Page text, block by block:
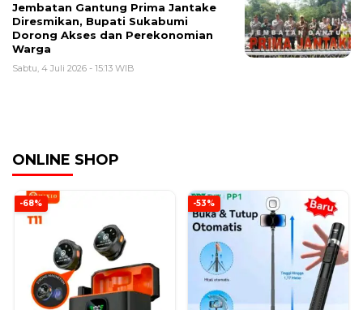
Jembatan Gantung Prima Jantake
Diresmikan, Bupati Sukabumi
Dorong Akses dan Perekonomian
Warga
Sabtu, 4 Juli 2026 - 15:13 WIB
ONLINE SHOP
-68% -53%